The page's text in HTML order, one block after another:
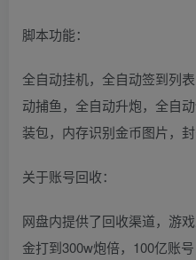
脚本功能：
全自动挂机，全自动签到列
动捕鱼，全自动升炮，全自
装包，内存识别金币图片，
关于账号回收：
网盘内提供了回收渠道，游
金打到300w炮倍，100亿账